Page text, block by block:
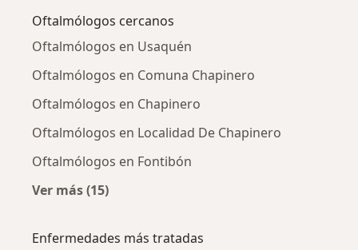
Oftalmólogos cercanos
Oftalmólogos en Usaquén
Oftalmólogos en Comuna Chapinero
Oftalmólogos en Chapinero
Oftalmólogos en Localidad De Chapinero
Oftalmólogos en Fontibón
Ver más (15)
Enfermedades más tratadas